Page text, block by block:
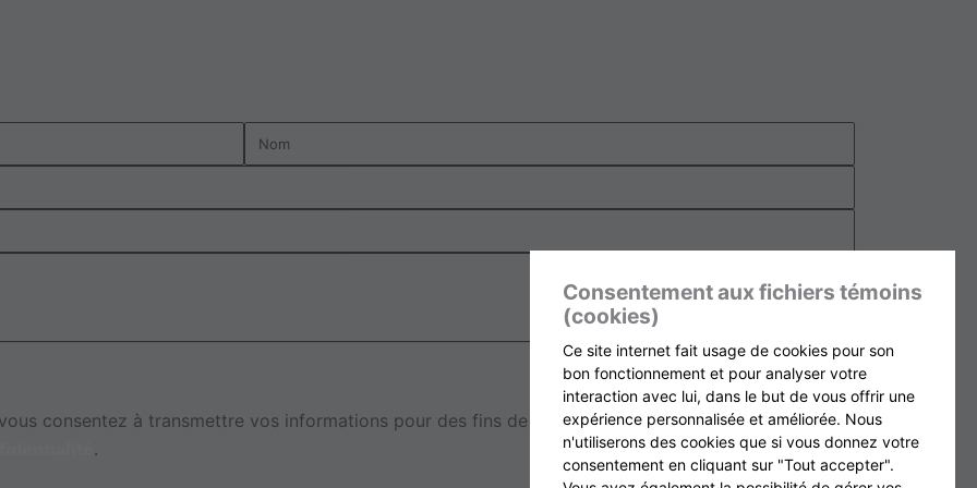
Envoyer la demande
consentez à transmettre vos informations pour des fins de suivi selon les dispositions de nos
.
Consentement aux fichiers témoins
(cookies)
Ce site internet fait usage de cookies pour son
bon fonctionnement et pour analyser votre
interaction avec lui, dans le but de vous offrir une
expérience personnalisée et améliorée. Nous
n'utiliserons des cookies que si vous donnez votre
consentement en cliquant sur "Tout accepter".